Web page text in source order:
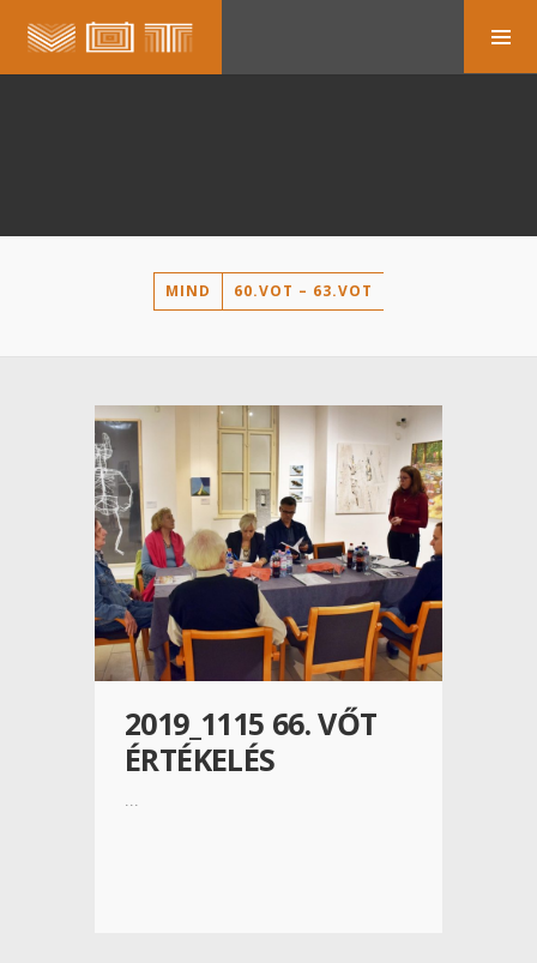
MIND 60.VOT – 63.VOT
2019_1115 66. VŐT
ÉRTÉKELÉS
...